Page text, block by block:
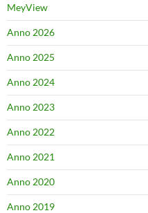
MeyView
Anno 2026
Anno 2025
Anno 2024
Anno 2023
Anno 2022
Anno 2021
Anno 2020
Anno 2019